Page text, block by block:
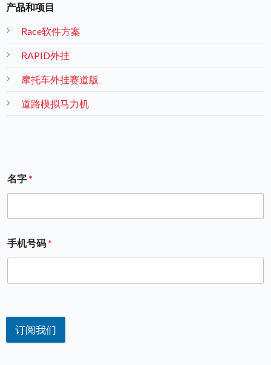
产品和项目
Race软件方案
RAPID外挂
摩托车外挂赛道版
道路模拟马力机
名字*
手机号码*
订阅我们